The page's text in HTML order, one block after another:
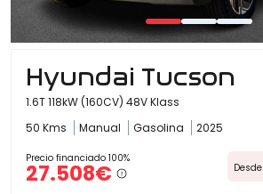
Hyundai Tucson
1.6T 118kW (160CV) 48V Klass
50 Kms
Manual Gasolina 2025
Precio financiado 100%
27.508€ Desde